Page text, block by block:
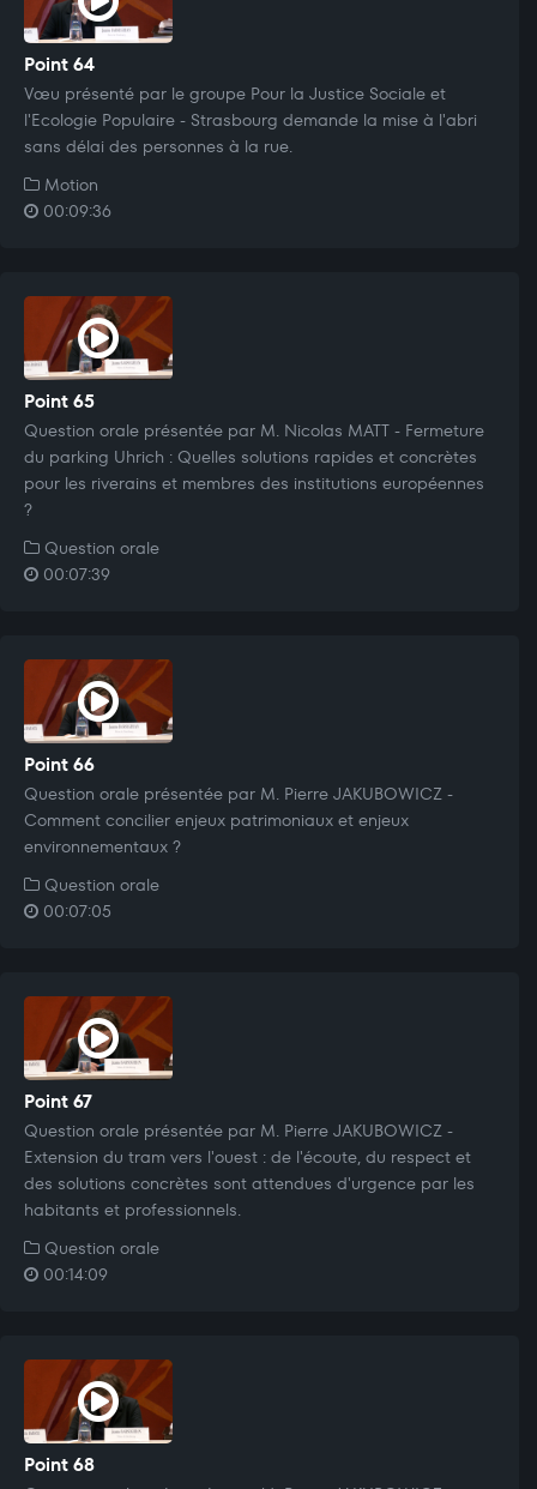
Point 64
Vœu présenté par le groupe Pour la Justice Sociale et
l'Ecologie Populaire - Strasbourg demande la mise à l'abri
sans délai des personnes à la rue.
Motion
00:09:36
Point 65
Question orale présentée par M. Nicolas MATT - Fermeture
du parking Uhrich : Quelles solutions rapides et concrètes
pour les riverains et membres des institutions européennes
?
Question orale
00:07:39
Point 66
Question orale présentée par M. Pierre JAKUBOWICZ -
Comment concilier enjeux patrimoniaux et enjeux
environnementaux ?
Question orale
00:07:05
Point 67
Question orale présentée par M. Pierre JAKUBOWICZ -
Extension du tram vers l'ouest : de l'écoute, du respect et
des solutions concrètes sont attendues d'urgence par les
habitants et professionnels.
Question orale
00:14:09
Point 68